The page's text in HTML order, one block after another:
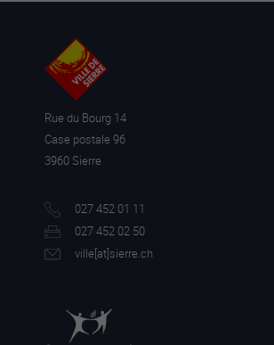
Rue du Bourg 14
Case postale 96
3960 Sierre
027 452 01 11
027 452 02 50
ville[at]sierre.ch